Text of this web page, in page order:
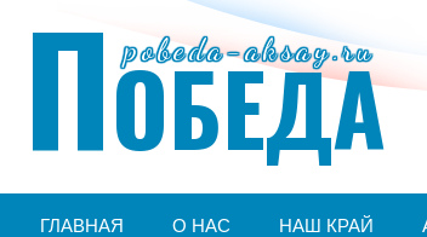
pobeda-aksay.ru
ПОБЕДА
ГЛАВНАЯ О НАС НАШ КРАЙ